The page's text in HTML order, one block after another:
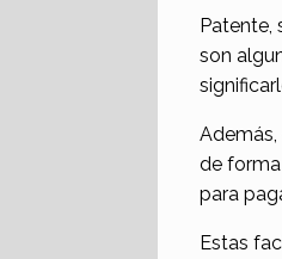
Patente,
son
de
para
Estas